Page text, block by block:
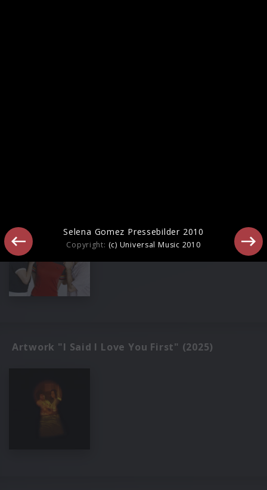
Artwork "I Said I Love You First" (2025)
Selena Gomez Pressebilder 2010
Copyright: (c) Universal Music 2010